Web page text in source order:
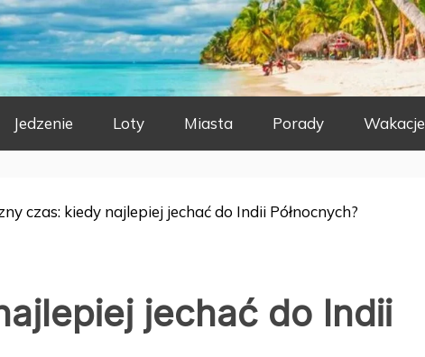
Jedzenie Loty Miasta Porady Wakacje
czas: kiedy najlepiej jechać do Indii Północnych?
jechać do Indii